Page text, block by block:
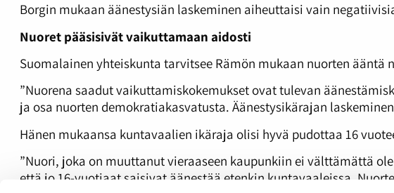
Borgin mukaan äänestysiän laskeminen aiheuttaisi vain
Nuoret pääsisivät vaikuttamaan aidosti
Suomalainen yhteiskunta tarvitsee Rämön mukaan nuorten ääntä
”Nuorena saadut vaikuttamiskokemukset ovat tulevan
ja osa nuorten demokratiakasvatusta. Äänestysikärajan
Hänen mukaansa kuntavaalien ikäraja olisi hyvä pudottaa 16
”Nuori, joka on muuttanut vieraaseen kaupunkiin ei välttämättä
että jo 16-vuotiaat saisivat äänestää etenkin kuntavaaleissa.